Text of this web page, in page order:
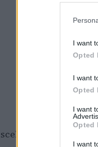
I want
Opted
I want
Opted
I want
Opted
I want
semplici,